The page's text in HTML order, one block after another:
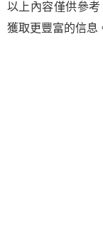
以上內容僅供參
獲取更豐富的信息